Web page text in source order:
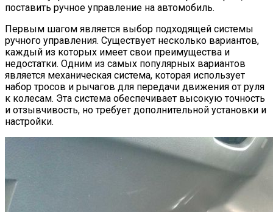
поставить ручное управление на автомобиль.
Первым шагом является выбор подходящей системы
ручного управления. Существует несколько вариантов,
каждый из которых имеет свои преимущества и
недостатки. Одним из самых популярных вариантов
является механическая система, которая использует
набор тросов и рычагов для передачи движения от руля
к колесам. Эта система обеспечивает высокую точность
и отзывчивость, но требует дополнительной установки и
настройки.